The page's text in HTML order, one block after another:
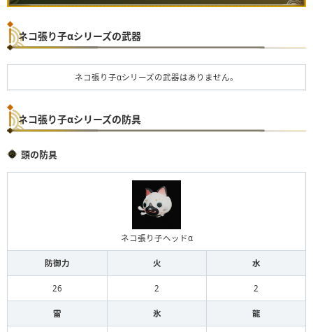
ネコ張り子αシリーズの武器
ネコ張り子αシリーズの武器はありません。
ネコ張り子αシリーズの防具
頭の防具
ネコ張り子ヘッドα
防御力 火 水
26 2 2
雷 氷 龍